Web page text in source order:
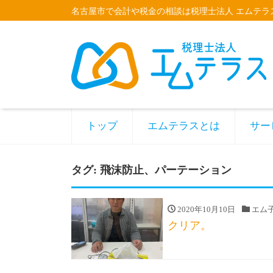
名古屋市で会計や税金の相談は税理士法人 エムテ
トップ エムテラスとは サー
タグ: 飛沫防止、パーテーション
2020年10月10日 エム
クリア。